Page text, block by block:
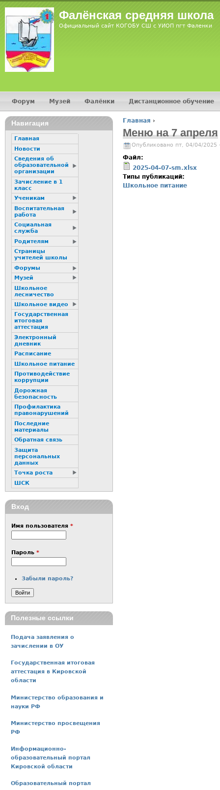
Фалёнская средняя школа
Официальный сайт КОГОБУ СШ с УИОП пгт Фаленки
Вы здесь
Главная ›
Меню на 7 апреля
Опубликовано пт, 04/04/2025
Файл:
2025-04-07-sm.xlsx
Типы публикаций:
Школьное питание
Главное меню
Форум Музей Фалёнки Дистанционное обучение
Навигация
Главная
Новости
Сведения об
образовательной
организации
Зачисление в 1
класс
Ученикам
Воспитательная
работа
Социальная
служба
Родителям
Страницы
учителей школы
Форумы
Музей
Школьное
лесничество
Школьное видео
Государственная
итоговая
аттестация
Электронный
дневник
Расписание
Школьное питание
Пpотиводействие
коppупции
Дорожная
безопасность
Профилактика
пpaвонаpушений
Последние
материалы
Обратная связь
Защита
персональных
данных
Точка роста
ШСК
Вход
Имя пользователя *
Пароль *
Забыли пароль?
Полезные ссылки
Подача заявления о
зачислении в ОУ
Государственная итоговая
аттестация в Кировской
области
Министерство образования и
науки РФ
Министерство просвещения
РФ
Информационно-
образовательный портал
Кировской области
Образовательный портал